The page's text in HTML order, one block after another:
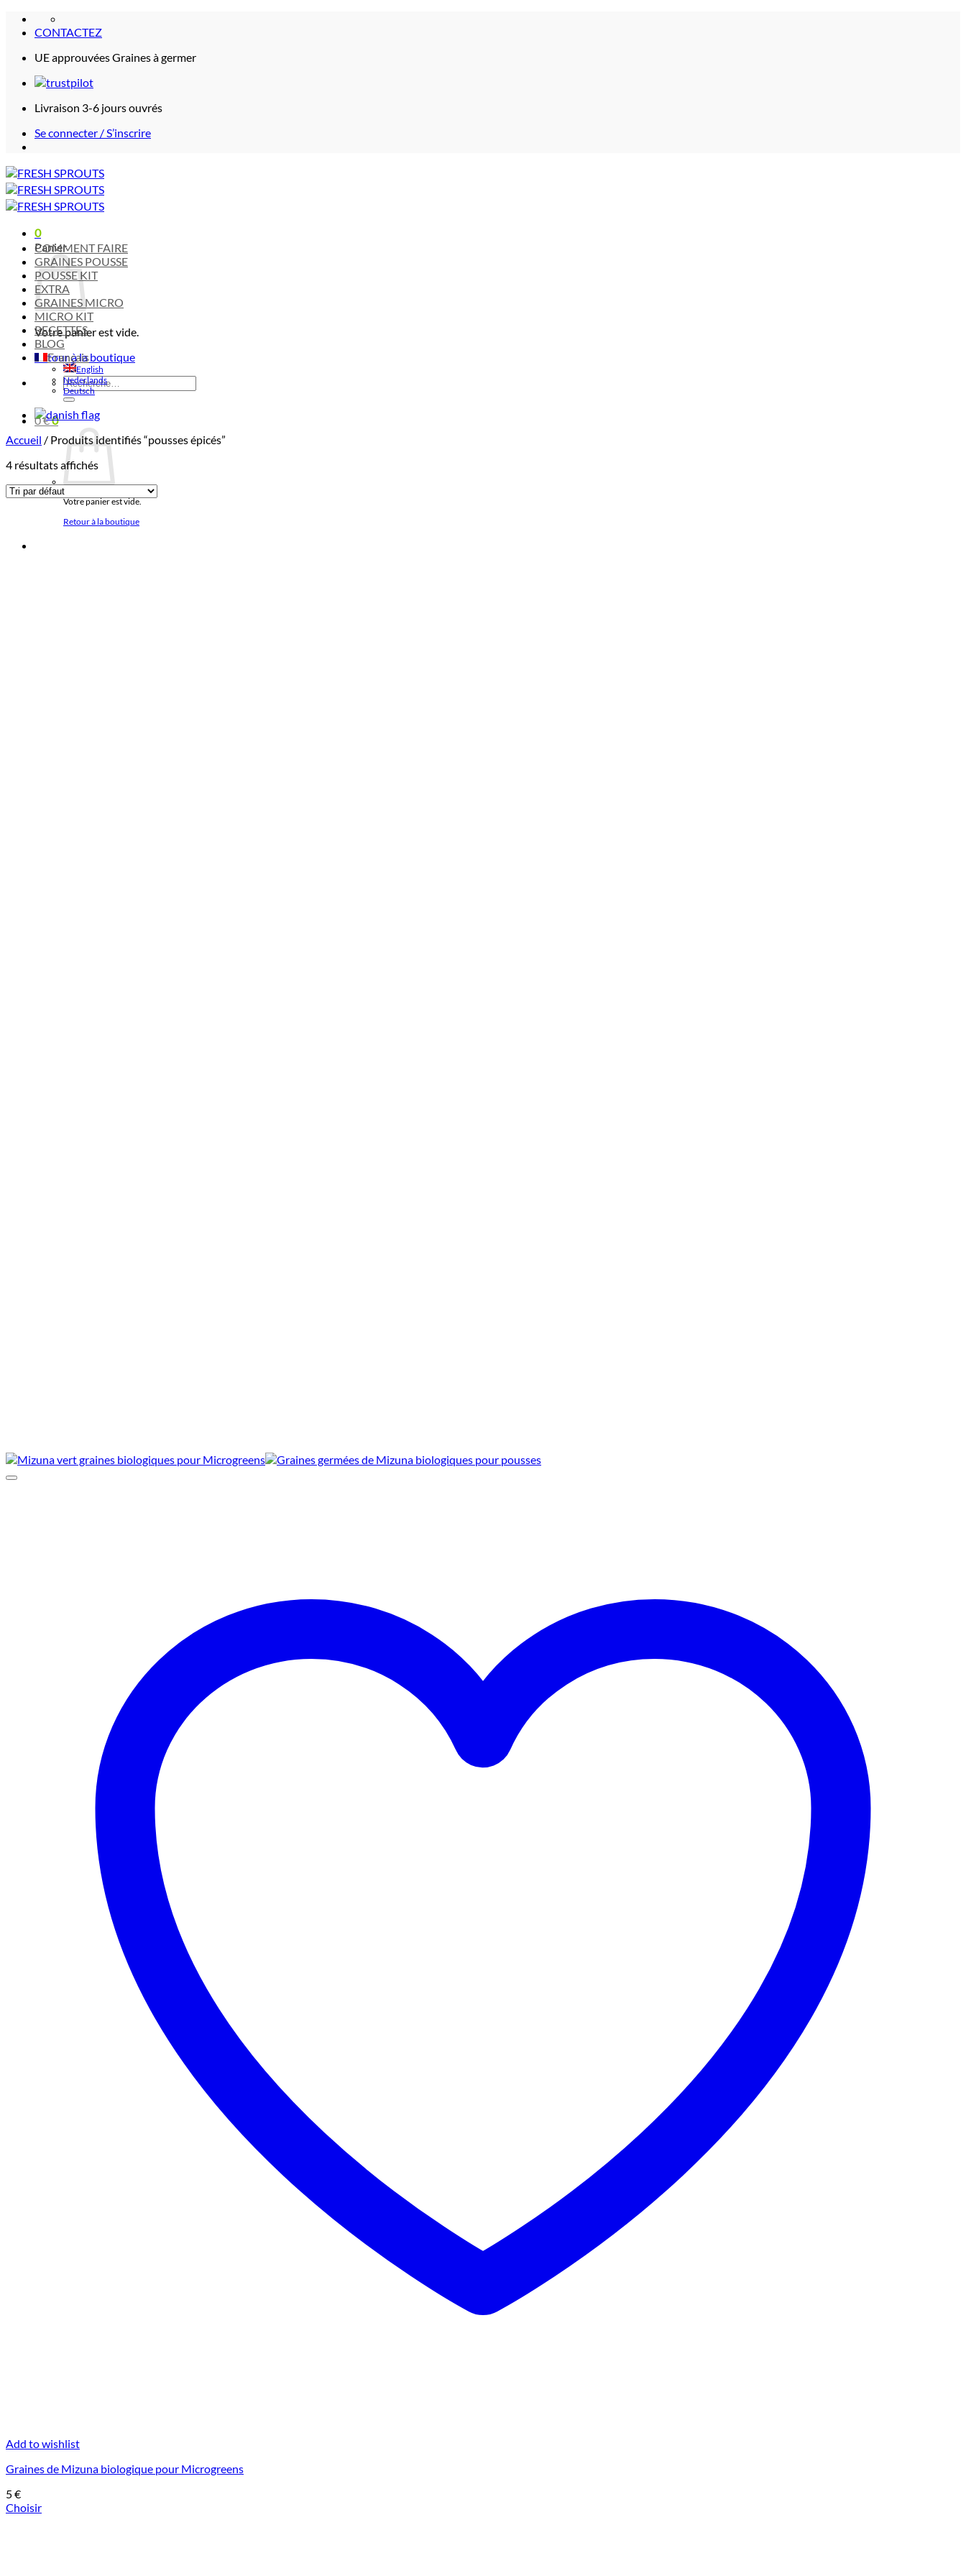
Passer
CONTACTEZ
UE approuvées Graines à germer
Livraison 3-6 jours ouvrés
Se connecter / S’inscrire
0
Panier
Votre panier est vide.
Retour à la boutique
Recherche
pour :
0€0
Votre panier est vide.
Retour à la boutique
COMMENT FAIRE
GRAINES POUSSE
POUSSE KIT
EXTRA
GRAINES MICRO
MICRO KIT
RECETTES
BLOG
Français
English
Nederlands
Deutsch
Accueil / Produits identifiés “pousses épicés”
4 résultats affichés
Add to wishlist
Graines de Mizuna biologique pour Microgreens
5€
Choisir